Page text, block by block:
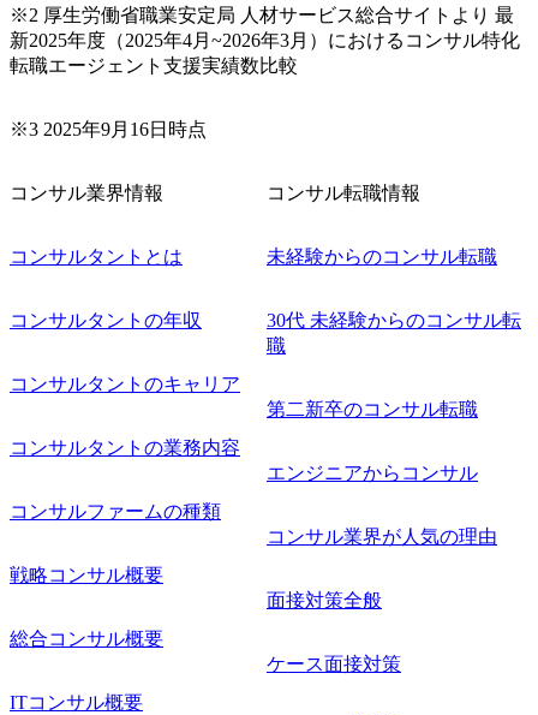
※2 厚生労働省職業安定局 人材サービス総合サイトより 最
新2025年度（2025年4月~2026年3月）におけるコンサル特化
転職エージェント支援実績数比較
※3 2025年9月16日時点
コンサル業界情報
コンサルタントとは
コンサルタントの年収
コンサルタントのキャリア
コンサルタントの業務内容
コンサルファームの種類
戦略コンサル概要
総合コンサル概要
ITコンサル概要
コンサル転職情報
未経験からのコンサル転職
30代 未経験からのコンサル転
職
第二新卒のコンサル転職
エンジニアからコンサル
コンサル業界が人気の理由
面接対策全般
ケース面接対策